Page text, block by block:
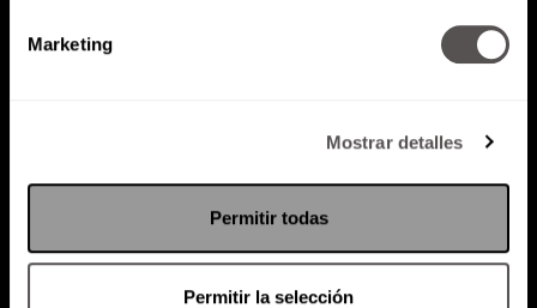
Marketing
Mostrar detalles
Permitir todas
Permitir la selección
Política de Privacidad
PODCAST RADIO MARTHA EVENTOS
SACA TU ID